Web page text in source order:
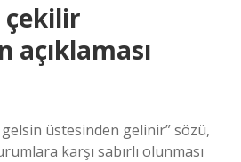
çekilir
açıklaması
gelsin üstesinden gelinir” sözü,
karşı sabırlı olunması